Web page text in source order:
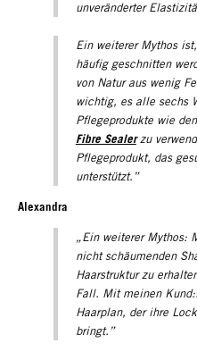
unveränderter
Ein weiterer Mythos
häufig geschnitten
von Natur aus wenig
wichtig, es alle sechs
Pflegeprodukte wie den
Fibre Sealerzu
Pflegeprodukt, das
unterstützt.”
Alexandra
„Ein weiterer Mythos:
nicht schäumenden
Haarstruktur zu
Fall. Mit meinen
Haarplan, der ihre
bringt.”